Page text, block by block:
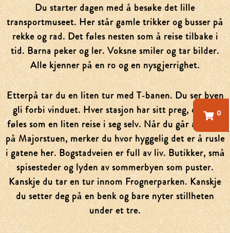
Du starter dagen med å besøke det lille
transportmuseet. Her står gamle trikker og busser på
rekke og rad. Det føles nesten som å reise tilbake i
tid. Barna peker og ler. Voksne smiler og tar bilder.
Alle kjenner på en ro og en nysgjerrighet.
Etterpå tar du en liten tur med T‑banen. Du ser byen
gli forbi vinduet. Hver stasjon har sitt preg, og det
føles som en liten reise i seg selv. Når du går av igjen
på Majorstuen, merker du hvor hyggelig det er å rusle
i gatene her. Bogstadveien er full av liv. Butikker, små
spisesteder og lyden av sommerbyen som puster.
Kanskje du tar en tur innom Frognerparken. Kanskje
du setter deg på en benk og bare nyter stillheten
under et tre.
0